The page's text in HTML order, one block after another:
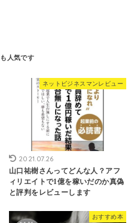
ネットビジネスマンレビュー
2021.07.26
山口祐樹さんってどんな人？アフ
ィリエイトで1億を稼いだのか真偽
と評判をレビューします
おすすめ本